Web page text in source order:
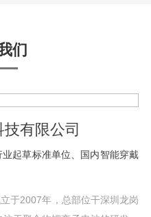
们
有限公司
起草标准单位、国内智能穿戴
2007年，总部位干深圳龙岗